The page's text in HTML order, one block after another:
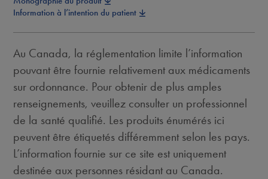
Information à l’intention du patient
Au Canada, la réglementation limite l’information
pouvant être fournie relativement aux médicaments
sur ordonnance. Pour obtenir de plus amples
renseignements, veuillez consulter un professionnel
de la santé qualiﬁé. Les produits énumérés ici
peuvent être étiquetés différemment selon les pays.
L’information fournie sur ce site est uniquement
destinée aux personnes résidant au Canada.